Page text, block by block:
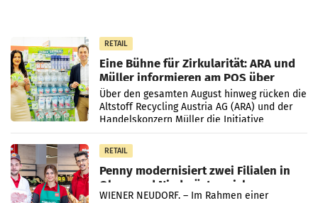
RETAIL
Eine Bühne für Zirkularität: ARA und
Müller informieren am POS über
Kreislauffähigkeit
Über den gesamten August hinweg rücken die
Altstoff Recycling Austria AG (ARA) und der
Handelskonzern Müller die Initiative
„Kreislauf-Helden“ in allen österreichischen
Müller-Filialen
RETAIL
Penny modernisiert zwei Filialen in
Ober- und Niederösterreich
WIENER NEUDORF. – Im Rahmen einer